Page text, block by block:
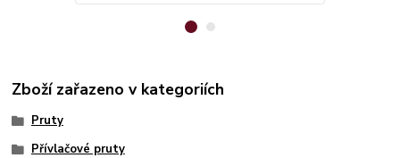
Zboží zařazeno v kategoriích
Pruty
Přívlačové pruty